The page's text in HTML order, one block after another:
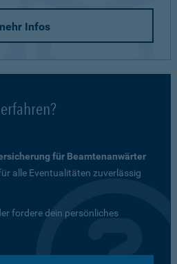
Infos
für Beamtenanwärter
alle Eventualitäten zuverlässig
fordere dein persönliches